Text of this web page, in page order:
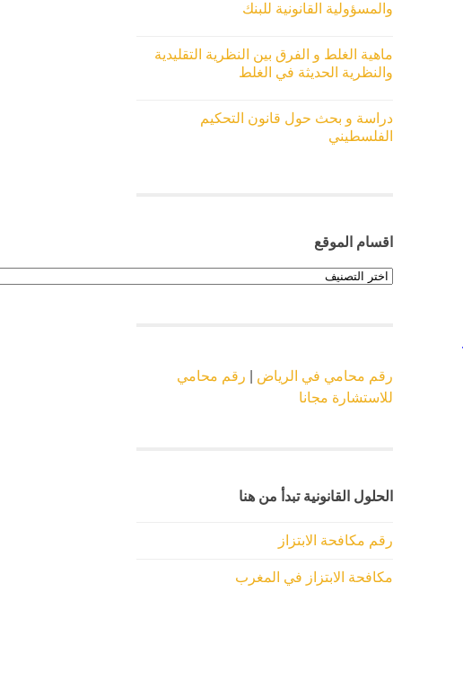
والمسؤولية القانونية للبنك
ماهية الغلط و الفرق بين النظرية التقليدية
والنظرية الحديثة في الغلط
دراسة و بحث حول قانون التحكيم
الفلسطيني
اقسام الموقع
اقسام
الموقع
رقم محامي في الرياض
رقم محامي
للاستشارة مجانا
الحلول القانونية تبدأ من هنا
رقم مكافحة الابتزاز
مكافحة الابتزاز في المغرب